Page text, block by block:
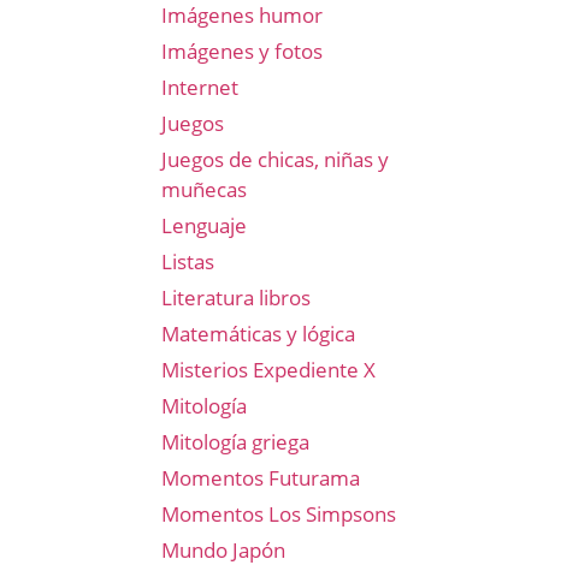
Imágenes humor
Imágenes y fotos
Internet
Juegos
Juegos de chicas, niñas y
muñecas
Lenguaje
Listas
Literatura libros
Matemáticas y lógica
Misterios Expediente X
Mitología
Mitología griega
Momentos Futurama
Momentos Los Simpsons
Mundo Japón